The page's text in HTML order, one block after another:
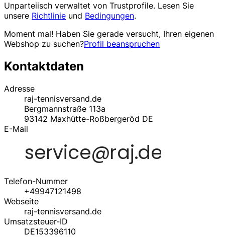
Unparteiisch verwaltet von Trustprofile. Lesen Sie
unsere Richtlinie und Bedingungen.
Moment mal! Haben Sie gerade versucht, Ihren eigenen
Webshop zu suchen?Profil beanspruchen
Kontaktdaten
Adresse
raj-tennisversand.de
Bergmannstraße 113a
93142 Maxhütte-Roßbergeröd DE
E-Mail
Telefon-Nummer
+49947121498
Webseite
raj-tennisversand.de
Umsatzsteuer-ID
DE153396110